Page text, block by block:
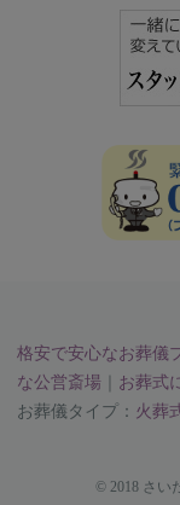
格安で安心なお葬儀
な公営斎場
お葬式
お葬儀タイプ： 火葬
© 2018 さい